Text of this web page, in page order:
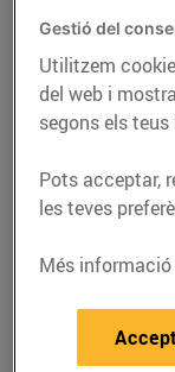
noves
Gestió del
Utilitzem
del web i
segons els
Pots acceptar,
les teves
Més informació